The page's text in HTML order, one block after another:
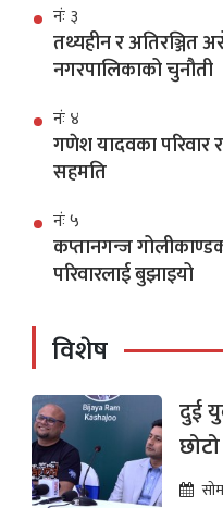
नंः ३
तथ्यहीन र अतिरञ्जित
नगरपालिकाको चुनौती
नंः ४
गणेश यादवका परिवार
सहमति
नंः ५
कप्तानगन्ज
परिवारलाई बुझाइयो
विशेष
दुई
भन्ने